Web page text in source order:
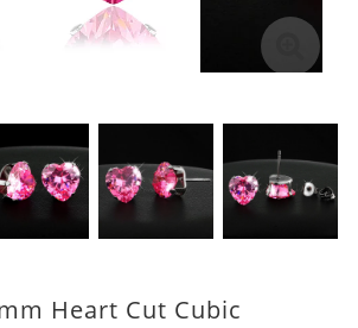
Heart Cut Cubic